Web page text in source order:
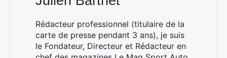
Rédacteur professionnel (titulaire de la
carte de presse pendant 3 ans), je suis
le Fondateur, Directeur et Rédacteur en